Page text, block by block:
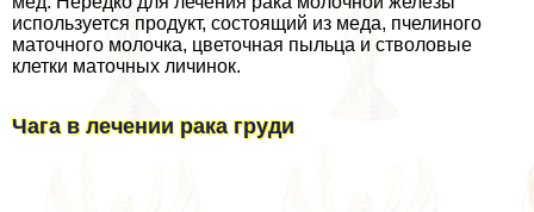
используется продукт, состоящий из меда, пчелиного
маточного молочка, цветочная пыльца и стволовые
клетки маточных личинок.
Чага в лечении paка гpyди